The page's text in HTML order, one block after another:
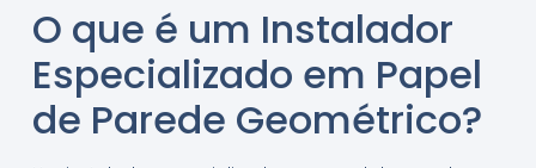
O que é um Instalador
Especializado em Papel
de Parede Geométrico?